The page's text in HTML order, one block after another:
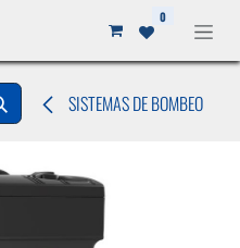
0
SISTEMAS DE BOMBEO